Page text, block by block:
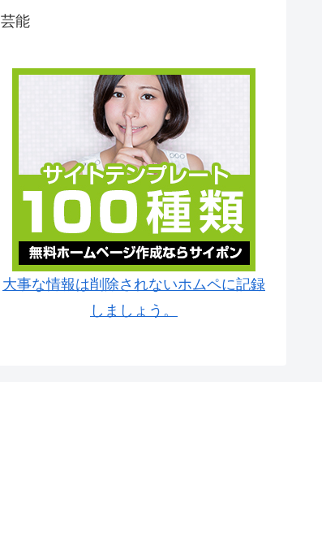
芸能
大事な情報は削除されないホムペに記録
しましょう。